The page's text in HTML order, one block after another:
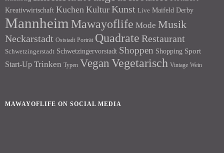
Kreativwirtschaft Kuchen Kultur Kunst Live Maifeld Derby
Mannheim Mawayoflife Mode Musik
Neckarstadt Oststadt Porträt Quadrate Restaurant
Schwetzingerstadt Schwetzingervorstadt Shoppen Shopping Sport
Start-Up Trinken Typen Vegan Vegetarisch Vintage Wein
MAWAYOFLIFE ON SOCIAL MEDIA